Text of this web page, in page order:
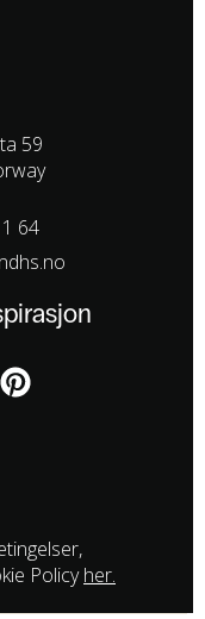
59
64
Policyher.